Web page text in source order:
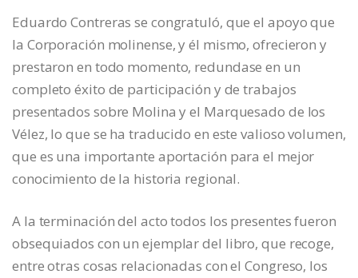
Eduardo Contreras se congratuló, que el apoyo que
la Corporación molinense, y él mismo, ofrecieron y
prestaron en todo momento, redundase en un
completo éxito de participación y de trabajos
presentados sobre Molina y el Marquesado de los
Vélez, lo que se ha traducido en este valioso volumen,
que es una importante aportación para el mejor
conocimiento de la historia regional.
A la terminación del acto todos los presentes fueron
obsequiados con un ejemplar del libro, que recoge,
entre otras cosas relacionadas con el Congreso, los